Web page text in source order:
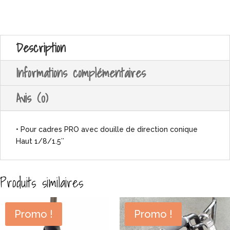
Description
Informations complémentaires
Avis (0)
• Pour cadres PRO avec douille de direction conique
Haut 1/8/1.5’’
Produits similaires
Promo ! Promo !